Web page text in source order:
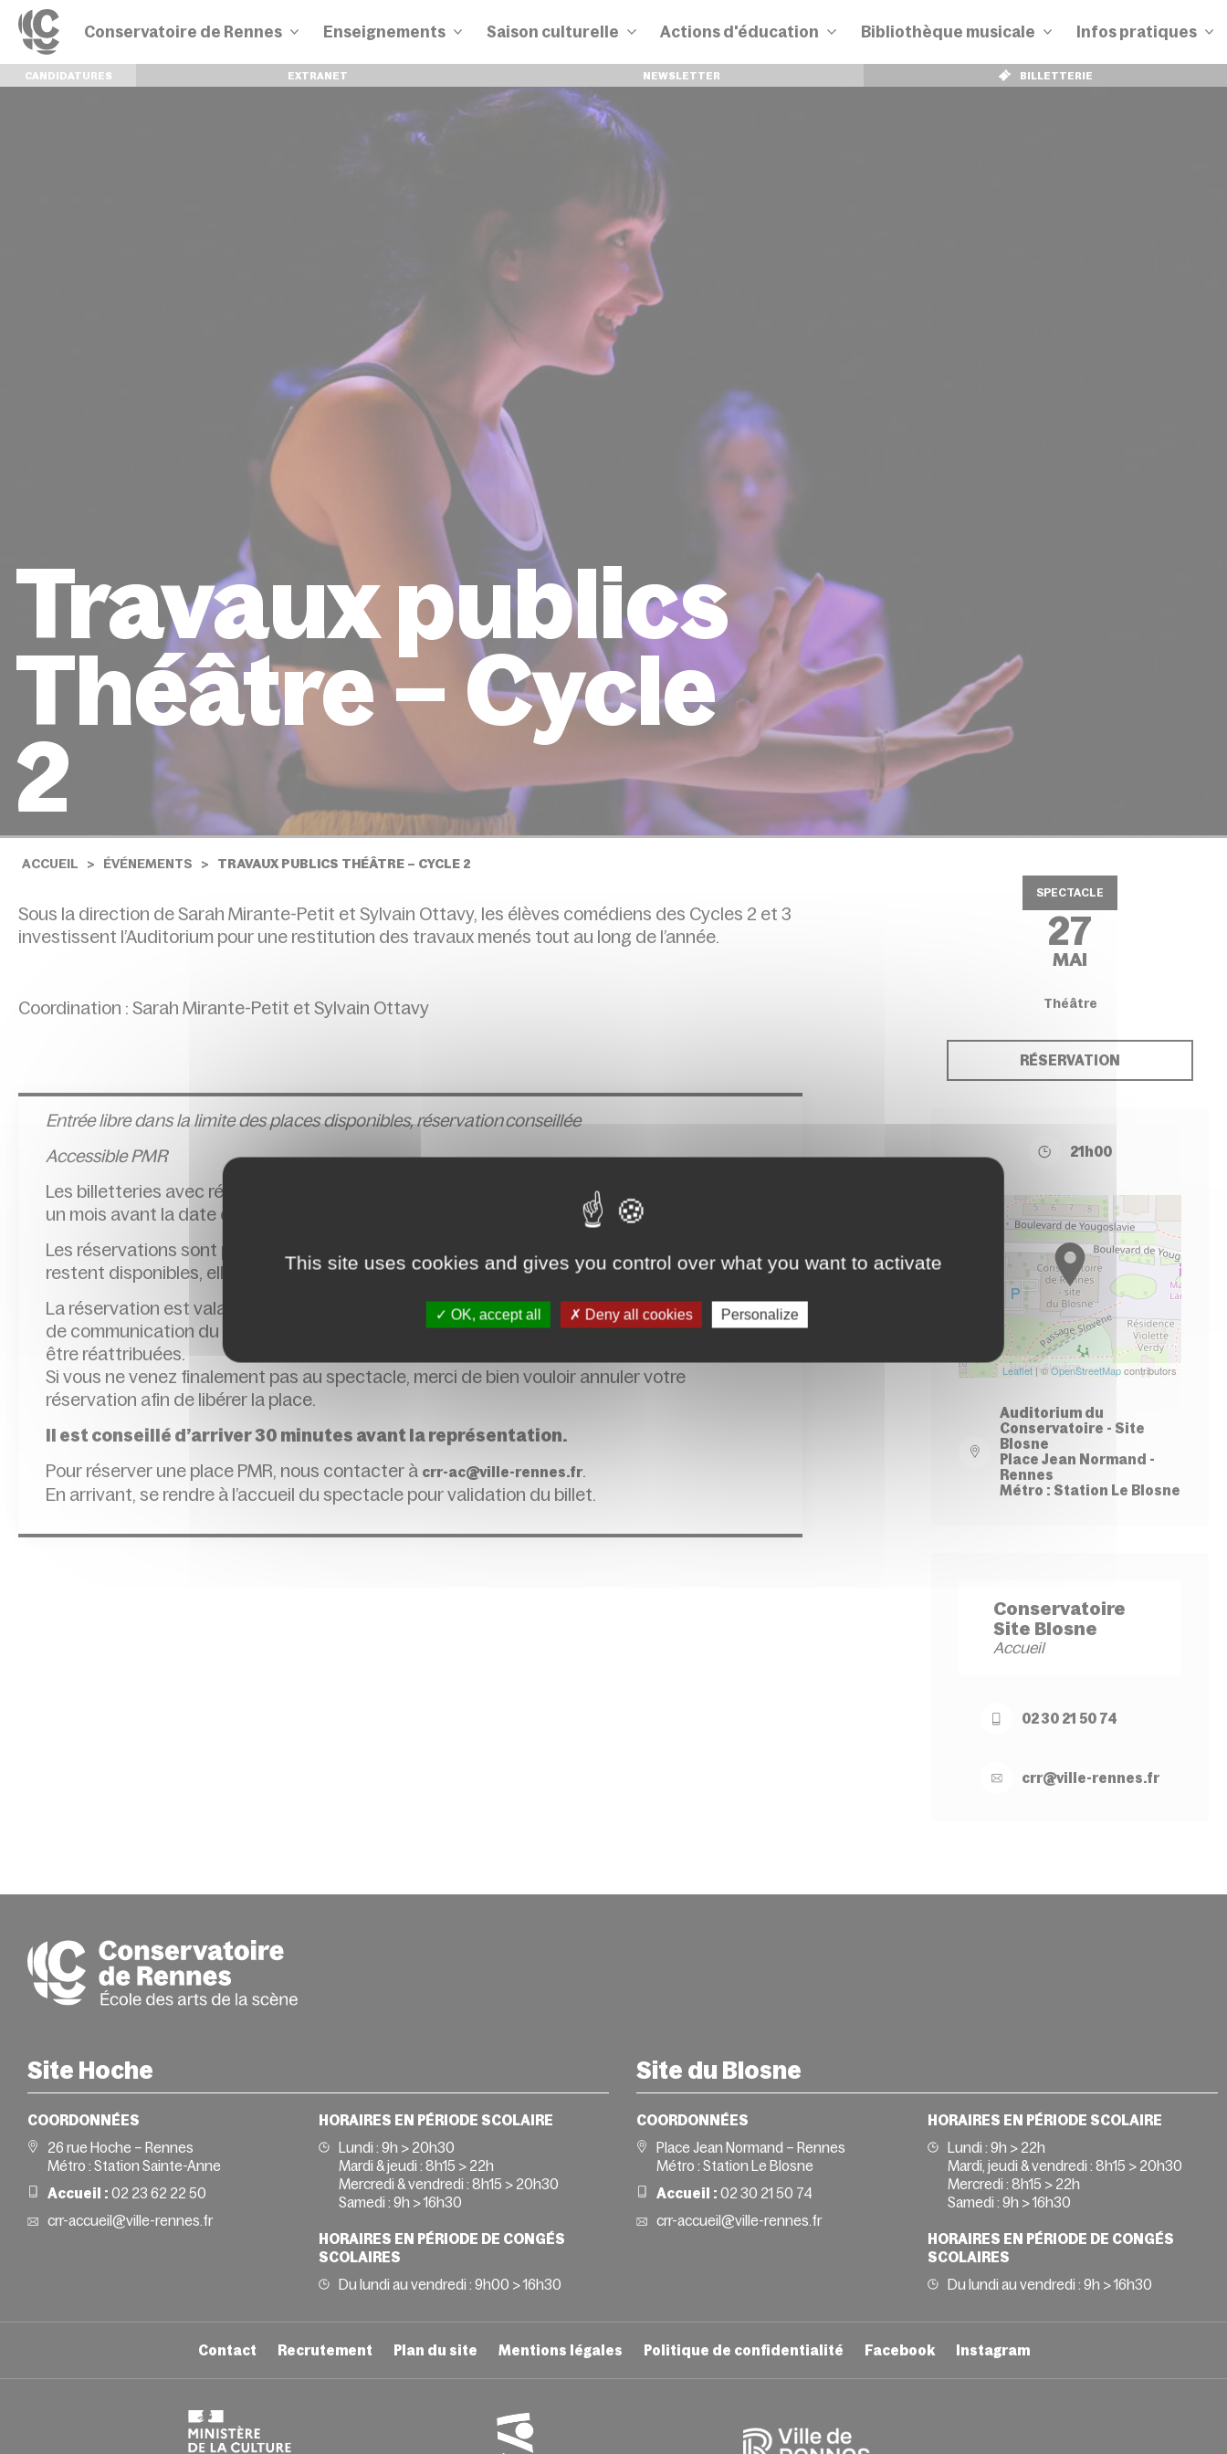
Conservatoire de Rennes Enseignements Saison culturelle Actions d'éducation Bibliothèque musicale Infos pratiques
CANDIDATURES EXTRANET NEWSLETTER BILLETTERIE
Travaux publics
Théâtre – Cycle
2
ACCUEIL ÉVÉNEMENTS TRAVAUX PUBLICS THÉÂTRE – CYCLE 2
Sous la direction de Sarah Mirante-Petit et Sylvain Ottavy, les élèves comédiens des Cycles 2 et 3
investissent l’Auditorium pour une restitution des travaux menés tout au long de l’année.
Coordination : Sarah Mirante-Petit et Sylvain Ottavy
Entrée libre dans la limite des places disponibles,réservation conseillée
Accessible PMR
Les billetteries avec réservation sont accessibles sur le site du Conservatoire au plus tard
un mois avant la date du spectacle.
Les réservations sont possibles jusqu’à la veille du spectacle avant minuit. Si des places
restent disponibles, elles seront délivrées à l’entrée du spectacle.
La réservation est valable jusqu’à l’heure de début du spectacle annoncée sur les supports
de communication du Conservatoire. Passé cet horaire les places non utilisées pourront
être réattribuées.
Si vous ne venez finalement pas au spectacle, merci de bien vouloir annuler votre
réservation afin de libérer la place.
Il est conseillé d’arriver 30 minutes avant la représentation.
Pour réserver une place PMR, nous contacter à crr-ac@ville-rennes.fr.
En arrivant, se rendre à l’accueil du spectacle pour validation du billet.
SPECTACLE
27
MAI
Théâtre
RÉSERVATION
21h00
Leaflet| ©OpenStreetMapcontributors
Auditorium du
Conservatoire - Site
Blosne
Place Jean Normand -
Rennes
Métro : Station Le Blosne
Conservatoire
Site Blosne
Accueil
02 30 21 50 74
crr@ville-rennes.fr
Site Hoche
COORDONNÉES
26 rue Hoche – Rennes
Métro : Station Sainte-Anne
Accueil : 02 23 62 22 50
crr-accueil@ville-rennes.fr
HORAIRES EN PÉRIODE SCOLAIRE
Lundi : 9h > 20h30
Mardi & jeudi : 8h15 > 22h
Mercredi & vendredi : 8h15 > 20h30
Samedi : 9h > 16h30
HORAIRES EN PÉRIODE DE CONGÉS
SCOLAIRES
Du lundi au vendredi : 9h00 > 16h30
Site du Blosne
COORDONNÉES
Place Jean Normand – Rennes
Métro : Station Le Blosne
Accueil : 02 30 21 50 74
crr-accueil@ville-rennes.fr
HORAIRES EN PÉRIODE SCOLAIRE
Lundi : 9h > 22h
Mardi, jeudi & vendredi : 8h15 > 20h30
Mercredi : 8h15 > 22h
Samedi : 9h > 16h30
HORAIRES EN PÉRIODE DE CONGÉS
SCOLAIRES
Du lundi au vendredi : 9h > 16h30
Contact Recrutement Plan du site Mentions légales Politique de confidentialité Facebook Instagram
This site uses cookies and gives you control over what you want to activate
OK, accept all Deny all cookies Personalize